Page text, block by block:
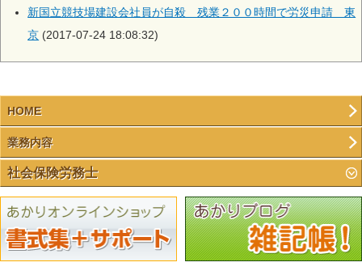
新国立競技場建設会社員が自殺 残業２００時間で労災申請 東
京 (2017-07-24 18:08:32)
HOME
業務内容
社会保険労務士